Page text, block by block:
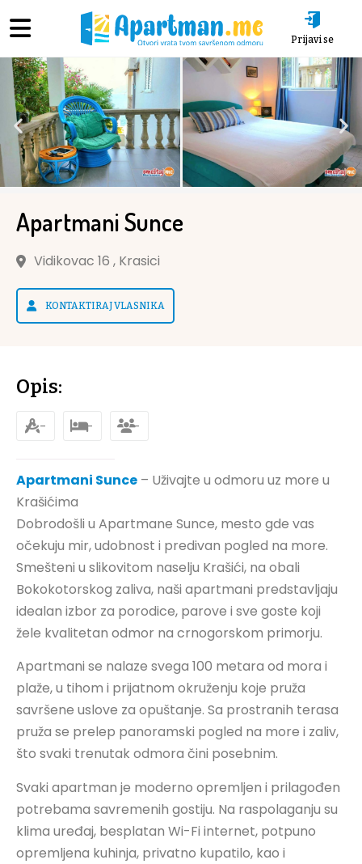
Prijavi se
Apartmani Sunce
Vidikovac 16 , Krasici
KONTAKTIRAJ VLASNIKA
Opis:
- - -
Apartmani Sunce – Uživajte u odmoru uz more u
Krašićima
Dobrodošli u Apartmane Sunce, mesto gde vas
očekuju mir, udobnost i predivan pogled na more.
Smešteni u slikovitom naselju Krašići, na obali
Bokokotorskog zaliva, naši apartmani predstavljaju
idealan izbor za porodice, parove i sve goste koji
žele kvalitetan odmor na crnogorskom primorju.
Apartmani se nalaze svega 100 metara od mora i
plaže, u tihom i prijatnom okruženju koje pruža
savršene uslove za opuštanje. Sa prostranih terasa
pruža se prelep panoramski pogled na more i zaliv,
što svaki trenutak odmora čini posebnim.
Svaki apartman je moderno opremljen i prilagođen
potrebama savremenih gostiju. Na raspolaganju su
klima uređaj, besplatan Wi-Fi internet, potpuno
opremljena kuhinja, privatno kupatilo, kao i